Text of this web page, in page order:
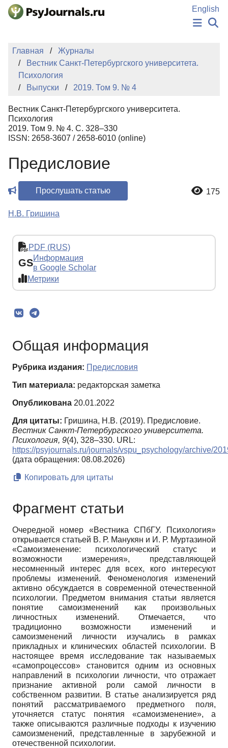
Перейти к основному содержанию
English
НОВОСТИ
ИЗДАНИЯ
АВТОРЫ
БАЗА ЗНАНИЙ
КЛЮЧЕВЫЕ СЛОВА
Регистрация
Главная
Журналы
Вестник Санкт-Петербургского университета.
Психология
Выпуски
2019. Том 9. № 4
Вестник Санкт-Петербургского университета.
Психология
2019. Том 9. № 4. С. 328–330
ISSN: 2658-3607 / 2658-6010 (online)
Предисловие
Прослушать статью 175
Н.В. Гришина
PDF (RUS)
GSИнформация
в Google Scholar
Метрики
Общая информация
Рубрика издания: Предисловия
Тип материала: редакторская заметка
Опубликована 20.01.2022
Для цитаты: Гришина, Н.В. (2019). Предисловие.
Вестник Санкт-Петербургского университета.
Психология, 9(4), 328–330. URL:
https://psyjournals.ru/journals/vspu_psychology/archive/
(дата обращения: 08.08.2026)
Копировать для цитаты
Фрагмент статьи
Очередной номер «Вестника СПбГУ. Психология»
открывается статьей В. Р. Манукян и И. Р. Муртазиной
«Самоизменение: психологический статус и
возможности измерения», представляющей
несомненный интерес для всех, кого интересуют
проблемы изменений. Феноменология изменений
активно обсуждается в современной отечественной
психологии. Предметом внимания статьи является
понятие самоизменений как произвольных
личностных изменений. Отмечается, что
традиционно возможности изменений и
самоизменений личности изучались в рамках
прикладных и клинических областей психологии. В
настоящее время исследование так называемых
«самопроцессов» становится одним из основных
направлений в психологии личности, что отражает
признание активной роли самой личности в
собственном развитии. В статье анализируется ряд
понятий рассматриваемого предметного поля,
уточняется статус понятия «самоизменение», а
также описываются различные подходы к изучению
самоизменений, представленные в зарубежной и
отечественной психологии.